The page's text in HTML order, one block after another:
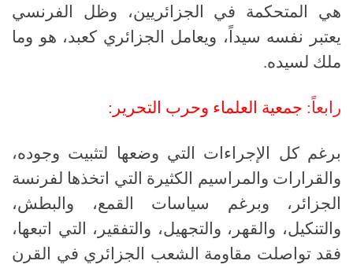
هي المتحكمة في الجزائريين، وظل الفرنسي
يعتبر نفسه سيداً، ويعامل الجزائري كعبد، هو وما
ملك لسيده.
رابعاً: جمعية العلماء وحرب التحرير:
برغم كل الإجراءات التي وضعها لتثبيت وجوده،
والقرارات والمراسيم الكثيرة التي اتخذها لفرنسة
الجزائر، وبرغم سياسات القمع، والبطش،
والتنكيل، والقهر، والتجهيل، والتفقير، التي اتبعها،
فقد تواصلت مقاومة الشعب الجزائري في القرن